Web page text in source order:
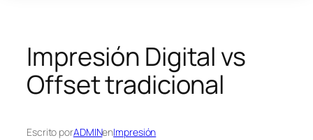
Impresión Digital vs
Offset tradicional
Escrito porADMINenImpresión